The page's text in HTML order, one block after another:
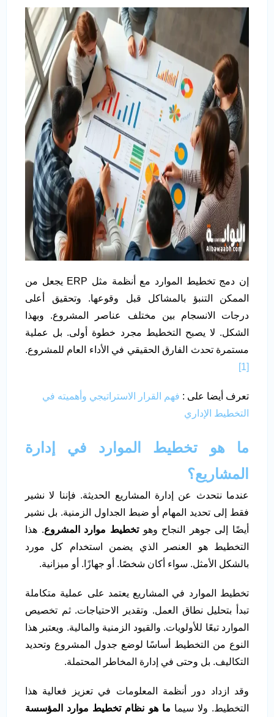
إن دمج تخطيط الموارد مع أنظمة مثل ERP يجعل من
الممكن التنبؤ بالمشاكل قبل وقوعها. وتحقيق أعلى
درجات الانسجام بين مختلف عناصر المشروع. وبهذا
الشكل. لا يصبح التخطيط مجرد خطوة أولى. بل عملية
مستمرة تحدث الفارق الحقيقي في الأداء العام للمشروع.
[1]
تعرف أيضا على : فهم القرار الاستراتيجي وأهميته في
التخطيط الإداري
ما هو تخطيط الموارد في إدارة
المشاريع؟
عندما نتحدث عن إدارة المشاريع الحديثة. فإننا لا نشير
فقط إلى تحديد المهام أو ضبط الجداول الزمنية. بل نشير
أيضًا إلى جوهر النجاح وهوتخطيط موارد المشروع. هذا
التخطيط هو العنصر الذي يضمن استخدام كل مورد
بالشكل الأمثل. سواء أكان شخصًا. أو جهازًا. أو ميزانية.
تخطيط الموارد في المشاريع يعتمد على عملية متكاملة
تبدأ بتحليل نطاق العمل. وتقدير الاحتياجات. ثم تخصيص
الموارد تبعًا للأولويات. والقيود الزمنية والمالية. ويعتبر هذا
النوع من التخطيط أساسًا لوضع جدول المشروع وتحديد
التكاليف. بل وحتى في إدارة المخاطر المحتملة.
وقد ازداد دور أنظمة المعلومات في تعزيز فعالية هذا
التخطيط. ولا سيما ما هو نظام تخطيط موارد المؤسسة